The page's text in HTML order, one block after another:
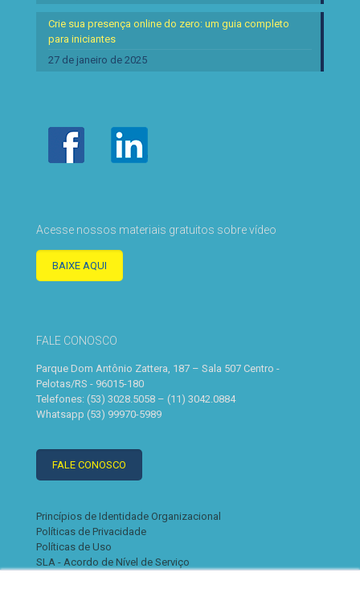
Crie sua presença online do zero: um guia completo
para iniciantes
27 de janeiro de 2025
Acesse nossos materiais gratuitos sobre vídeo
BAIXE AQUI
FALE CONOSCO
Parque Dom Antônio Zattera, 187 – Sala 507 Centro -
Pelotas/RS - 96015-180
Telefones: (53) 3028.5058 – (11) 3042.0884
Whatsapp (53) 99970-5989
FALE CONOSCO
Princípios de Identidade Organizacional
Políticas de Privacidade
Políticas de Uso
SLA - Acordo de Nível de Serviço